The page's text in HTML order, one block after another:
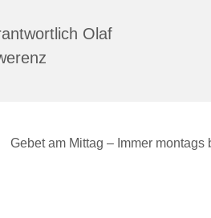
Olaf
Gebet am Mittag – Immer montags